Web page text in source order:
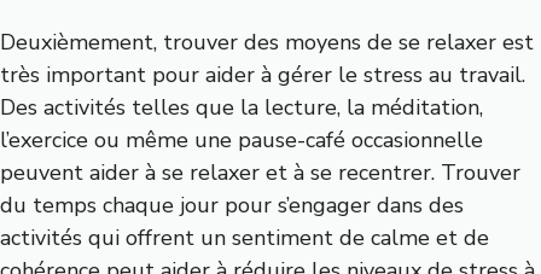
Deuxièmement, trouver des moyens de se relaxer est
très important pour aider à gérer le stress au travail.
Des activités telles que la lecture, la méditation,
l’exercice ou même une pause-café occasionnelle
peuvent aider à se relaxer et à se recentrer. Trouver
du temps chaque jour pour s’engager dans des
activités qui offrent un sentiment de calme et de